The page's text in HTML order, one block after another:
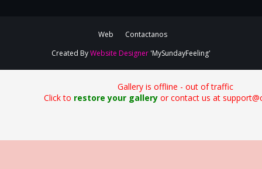
Web
Contactanos
Created ByWebsite Designer 'MySundayFeeling'
Gallery is offline - out of traffic
Click to restore your galleryor contact us at